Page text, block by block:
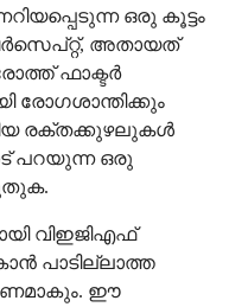
ഒരു കൂട്ടം
അതായത്
ഫാക്ടർ
രോഗശാന്തിക്കും
രക്തക്കുഴലുകൾ
പറയുന്ന ഒരു
വിഇജിഎഫ്
പാടില്ലാത്ത
ഈ